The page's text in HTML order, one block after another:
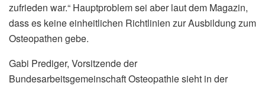
zufrieden war.“ Hauptproblem sei aber laut dem Magazin,
dass es keine einheitlichen Richtlinien zur Ausbildung zum
Osteopathen gebe.
Gabi Prediger, Vorsitzende der
Bundesarbeitsgemeinschaft Osteopathie sieht in der